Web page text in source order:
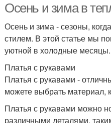
Осень и зима в
Осень и зима - сезоны,
стилем. В этой статье мы
уютной в холодные месяцы.
Платья с рукавами
Платья с рукавами -
можете выбрать материал,
Платья с рукавами можно
различными деталями,